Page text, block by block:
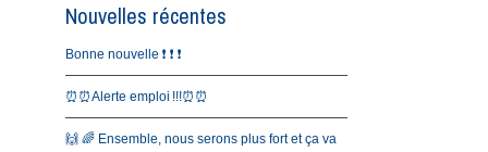
Nouvelles récentes
Bonne nouvelle ❗️ ❗️ ❗️
⏰⏰Alerte emploi !!!⏰⏰
🙌 🌈 Ensemble, nous serons plus fort et ça va